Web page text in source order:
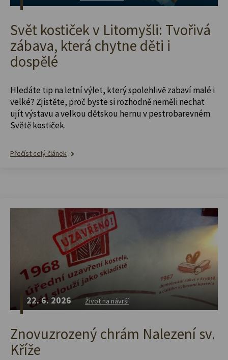
Svět kostiček v Litomyšli: Tvořivá
zábava, která chytne děti i
dospělé
Hledáte tip na letní výlet, který spolehlivě zabaví malé i
velké? Zjistěte, proč byste si rozhodně neměli nechat
ujít výstavu a velkou dětskou hernu v pestrobarevném
Světě kostiček.
Přečíst celý článek
22. 6. 2026 Život na návrší
Znovuzrozený chrám Nalezení sv.
Kříže